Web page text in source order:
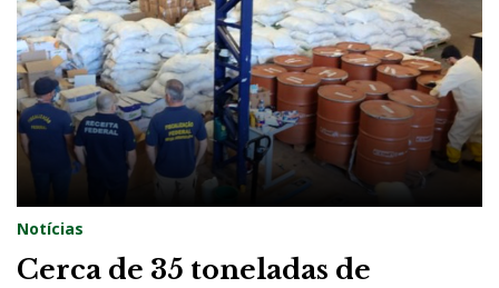
Notícias
Cerca de 35 toneladas de